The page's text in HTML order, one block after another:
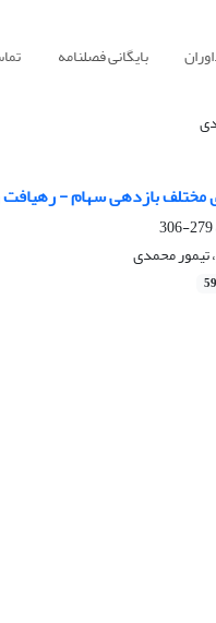
بایگانی فصلنامه
مختلف بازدهی سهام -
279-306
تیمور محمدی